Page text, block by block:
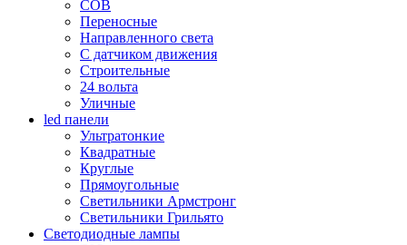
COB
Переносные
Направленного света
С датчиком движения
Строительные
24 вольта
Уличные
led панели
Ультратонкие
Квадратные
Круглые
Прямоугольные
Светильники Армстронг
Светильники Грильято
Светодиодные лампы